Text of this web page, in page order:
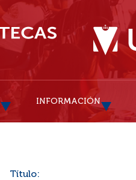
INFORMACIÓN
Título: